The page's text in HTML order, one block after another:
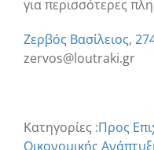
για περισσότερες
Ζερβός Βασίλειος,
zervos@loutraki.gr
Κατηγορίες :Προς
Οικονομικής